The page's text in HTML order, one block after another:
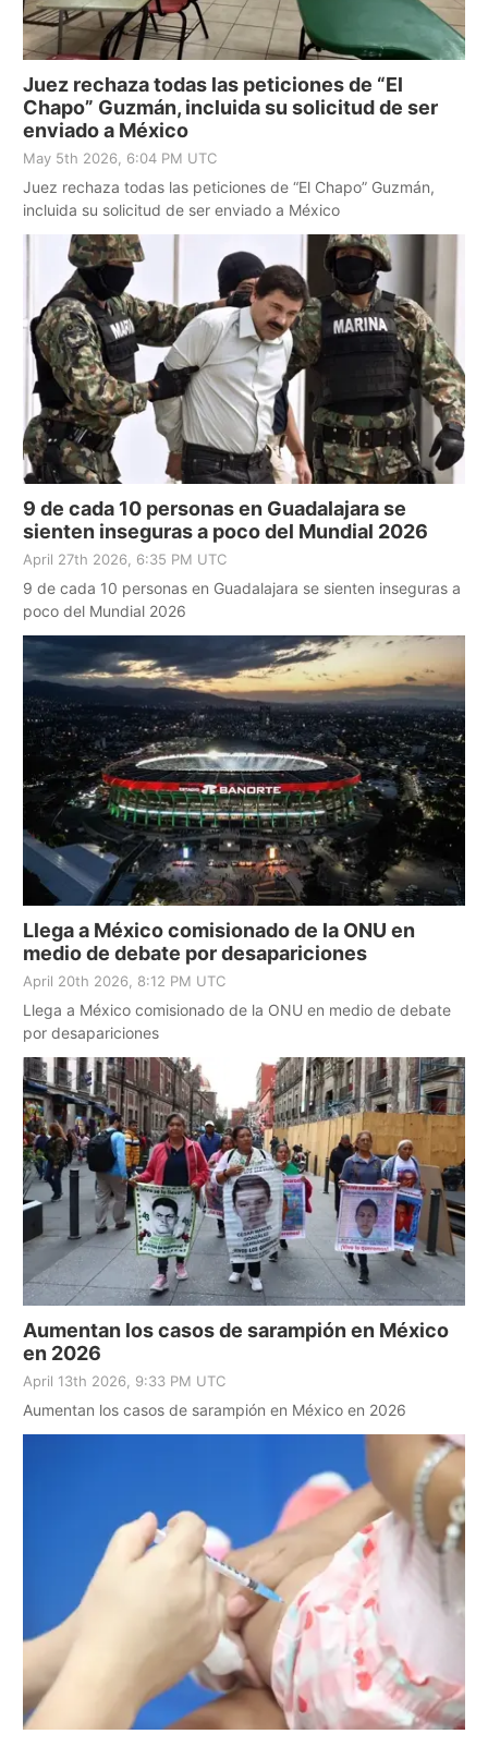
Juez rechaza todas las peticiones de “El
Chapo” Guzmán, incluida su solicitud de ser
enviado a México
May 5th 2026, 6:04 PM UTC
Juez rechaza todas las peticiones de “El Chapo” Guzmán,
incluida su solicitud de ser enviado a México
9 de cada 10 personas en Guadalajara se
sienten inseguras a poco del Mundial 2026
April 27th 2026, 6:35 PM UTC
9 de cada 10 personas en Guadalajara se sienten inseguras a
poco del Mundial 2026
Llega a México comisionado de la ONU en
medio de debate por desapariciones
April 20th 2026, 8:12 PM UTC
Llega a México comisionado de la ONU en medio de debate
por desapariciones
Aumentan los casos de sarampión en México
en 2026
April 13th 2026, 9:33 PM UTC
Aumentan los casos de sarampión en México en 2026